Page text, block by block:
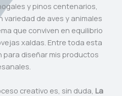
y pinos centenarios,
variedad de aves y animales
que conviven en equilibrio
xaldas. Entre toda esta
para diseñar mis productos
creativo es, sin duda, La